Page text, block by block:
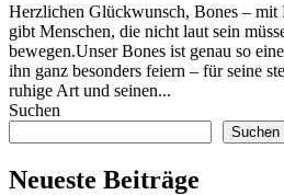
Herzlichen Glückwunsch, Bones – mit
gibt Menschen, die nicht laut sein
bewegen.Unser Bones ist genau so
ihn ganz besonders feiern – für seine
ruhige Art und seinen...
Suchen
Suchen
Neueste Beiträge